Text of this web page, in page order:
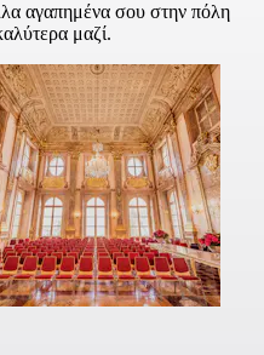
αγαπημένα σου στην πόλη
μαζί.